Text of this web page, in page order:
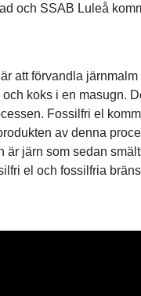
och SSAB Luleå
att förvandla
koks i en masugn.
Fossilfri el
av denna
är järn som sedan
el och fossilfria